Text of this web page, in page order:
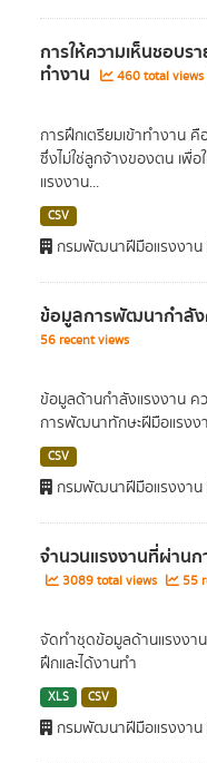
การให้ความเห็นชอบร
ทำงาน 460 total views
การฝึกเตรียมเข้าทำงาน
ซึ่งไม่ใช่ลูกจ้างของตน เพื่
แรงงาน...
CSV
กรมพัฒนาฝีมือแรงงาน
ข้อมูลการพัฒนากำลัง
56 recent views
ข้อมูลด้านกำลังแรงงาน
การพัฒนาทักษะฝีมือแรงง
CSV
กรมพัฒนาฝีมือแรงงาน
จำนวนแรงงานที่ผ่าน
3089 total views 55
จัดทำชุดข้อมูลด้านแรงงา
ฝึกและได้งานทำ
XLS CSV
กรมพัฒนาฝีมือแรงงาน